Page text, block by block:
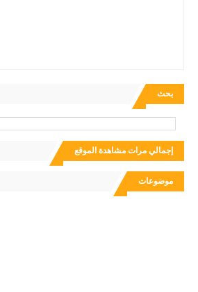
بحث
إجمالي مرات مشاهدة الموقع
موضوعات